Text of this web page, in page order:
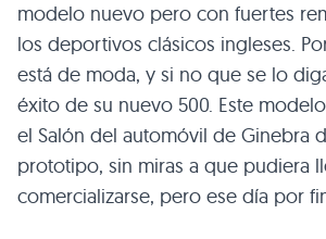
modelo nuevo pero con fuertes
los deportivos clásicos ingleses.
está de moda, y si no que se lo
éxito de su nuevo 500. Este
el Salón del automóvil de Ginebra
prototipo, sin miras a que pudiera
comercializarse, pero ese día por